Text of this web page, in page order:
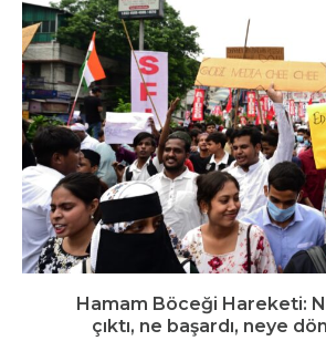
Hamam Böceği Hareketi:
çıktı, ne başardı, neye